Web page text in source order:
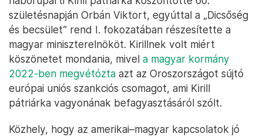
születésnapján Orbán Viktort, egyúttal a „Dicsőség
és becsület” rend I. fokozatában részesítette a
magyar miniszterelnököt. Kirillnek volt miért
köszönetet mondania, mivel a magyar kormány
2022-ben megvétózta azt az Oroszországot sújtó
európai uniós szankciós csomagot, ami Kirill
pátriárka vagyonának befagyasztásáról szólt.
Közhely, hogy az amerikai–magyar kapcsolatok jó